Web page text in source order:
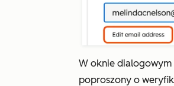
W oknie
poproszony o